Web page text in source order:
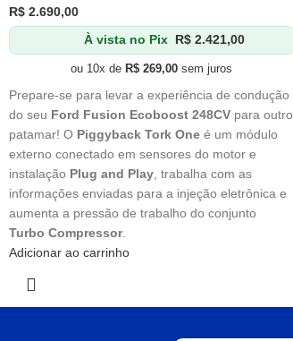
R$2.690,00
À vista no Pix R$2.421,00
ou 10x deR$ 269,00 sem juros
Prepare-se para levar a experiência de condução
do seu Ford Fusion Ecoboost 248CVpara outro
patamar! O Piggyback Tork Oneé um módulo
externo conectado em sensores do motor e
instalação Plug and Play, trabalha com as
informações enviadas para a injeção eletrônica e
aumenta a pressão de trabalho do conjunto
Turbo Compressor.
Adicionar ao carrinho